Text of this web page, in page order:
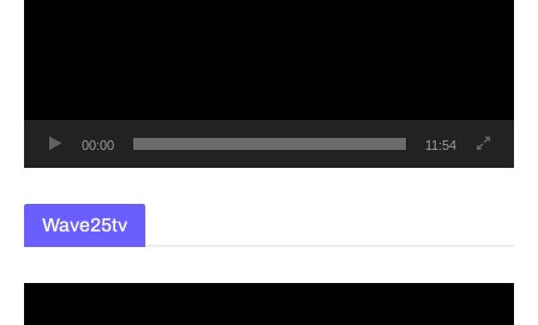
00:00 11:54
Wave25tv